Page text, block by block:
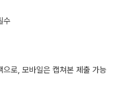
수
로, 모바일은 캡쳐본 제출 가능